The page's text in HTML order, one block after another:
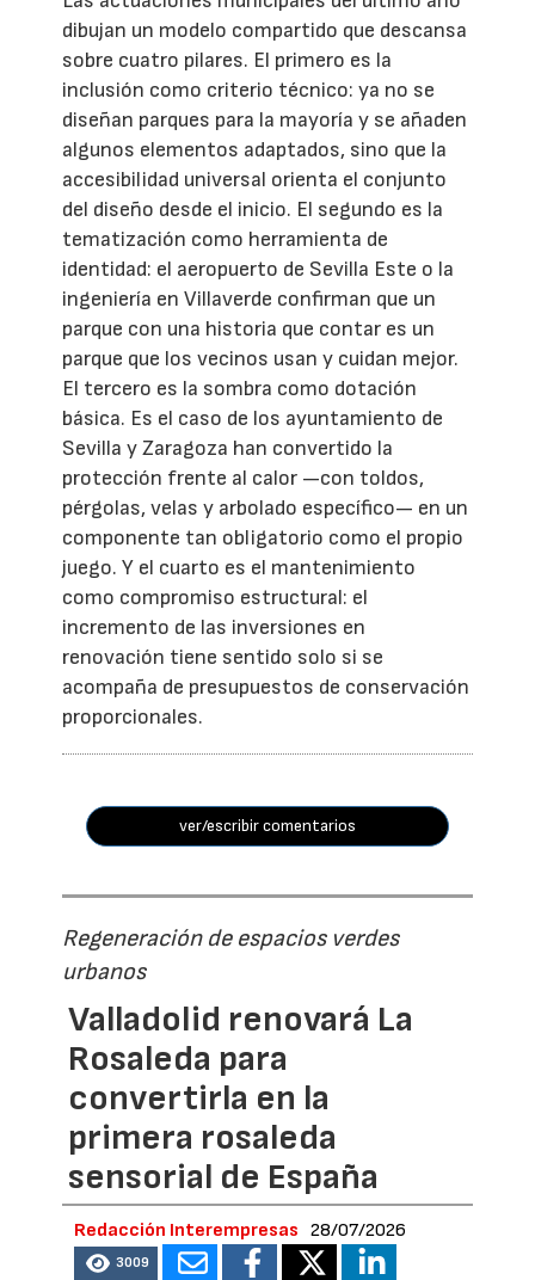
dibujan un modelo compartido que descansa
sobre cuatro pilares. El primero es la
inclusión como criterio técnico: ya no se
diseñan parques para la mayoría y se añaden
algunos elementos adaptados, sino que la
accesibilidad universal orienta el conjunto
del diseño desde el inicio. El segundo es la
tematización como herramienta de
identidad: el aeropuerto de Sevilla Este o la
ingeniería en Villaverde confirman que un
parque con una historia que contar es un
parque que los vecinos usan y cuidan mejor.
El tercero es la sombra como dotación
básica. Es el caso de los ayuntamiento de
Sevilla y Zaragoza han convertido la
protección frente al calor —con toldos,
pérgolas, velas y arbolado específico— en un
componente tan obligatorio como el propio
juego. Y el cuarto es el mantenimiento
como compromiso estructural: el
incremento de las inversiones en
renovación tiene sentido solo si se
acompaña de presupuestos de conservación
proporcionales.
ver/escribir comentarios
Regeneración de espacios verdes
urbanos
Valladolid renovará La
Rosaleda para
convertirla en la
primera rosaleda
sensorial de España
Redacción Interempresas 28/07/2026
3009